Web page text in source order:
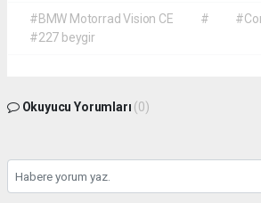
#BMW Motorrad Vision CE #
#227 beygir
Okuyucu Yorumları (0)